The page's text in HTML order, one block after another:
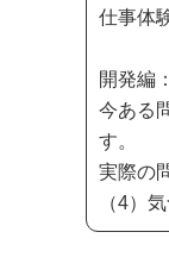
仕事体
開発編
今ある
す。
実際の
（4）